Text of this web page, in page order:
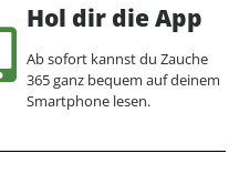
Hol dir die App
Ab sofort kannst du Zauche
365 ganz bequem auf deinem
Smartphone lesen.